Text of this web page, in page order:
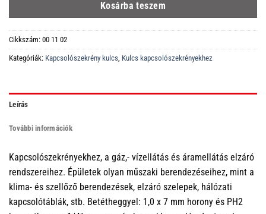
Kosárba teszem
Cikkszám: 00 11 02
Kategóriák: Kapcsolószekrény kulcs, Kulcs kapcsolószekrényekhez
Leírás
További információk
Kapcsolószekrényekhez, a gáz,- vízellátás és áramellátás elzáró
rendszereihez. Épületek olyan műszaki berendezéseihez, mint a
klima- és szellőző berendezések, elzáró szelepek, hálózati
kapcsolótáblák, stb. Betétheggyel: 1,0 x 7 mm horony és PH2